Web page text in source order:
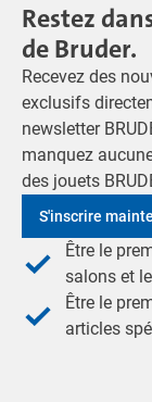
Restez
de Bruder.
Recevez des
exclusifs
newsletter
manquez
des jouets
S'inscrire
Être le
salons et
Être le
articles